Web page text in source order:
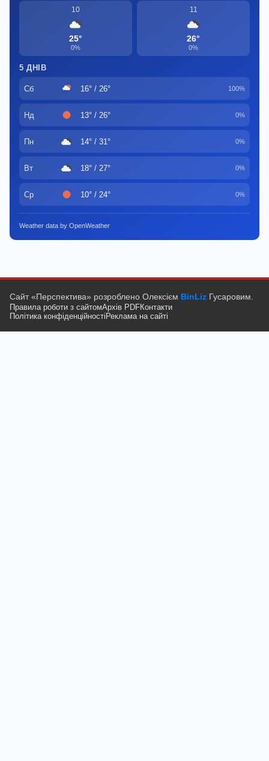
10
25°
0%
11
26°
0%
5 ДНІВ
Сб 16° / 26° 100%
Нд 13° / 26° 0%
Пн 14° / 31° 0%
Вт 18° / 27° 0%
Ср 10° / 24° 0%
Weather data by OpenWeather
Сайт «Перспектива» розроблено Олексієм BinLiz Гусаровим.
Правила роботи з сайтомАрхів PDFКонтакти
Політика конфіденційності Реклама на сайті